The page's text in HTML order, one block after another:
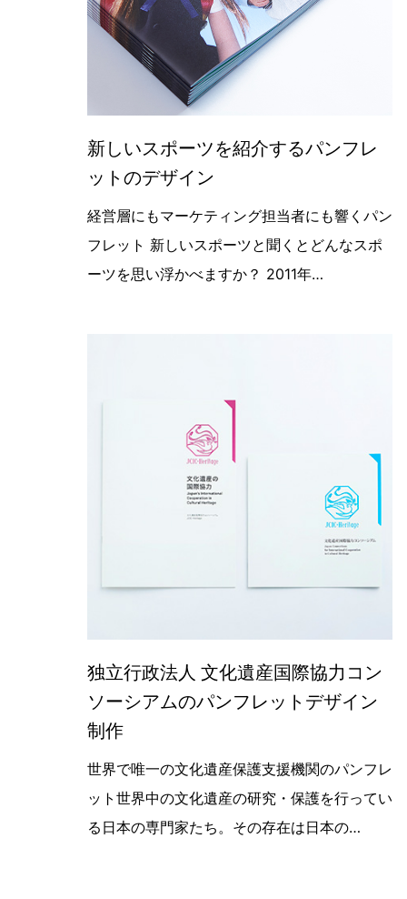
新しいスポーツを紹介するパンフレ
ットのデザイン
学校教育に新しい仕組みを提案する企
経営層にもマーケティング担当者にも響くパン
フレット 新しいスポーツと聞くとどんなスポ
ーツを思い浮かべますか？ 2011年…
独立行政法人 文化遺産国際協力コン
ソーシアムのパンフレットデザイン
制作
世界各国の文化遺産保護活動を広報す
世界で唯一の文化遺産保護支援機関のパンフレ
ット世界中の文化遺産の研究・保護を行ってい
る日本の専門家たち。その存在は日本の…